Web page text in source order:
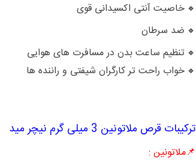
🔹 خاصیت آنتی اکسیدانی قوی
🔹 ضد سرطان
🔹 تنظیم ساعت بدن در مسافرت های هوایی
🔹 خواب راحت تر کارگران شیفتی و راننده ها
ترکیبات قرص ملاتونین 3 میلی گرم نیچر مید
📌ملاتونین :